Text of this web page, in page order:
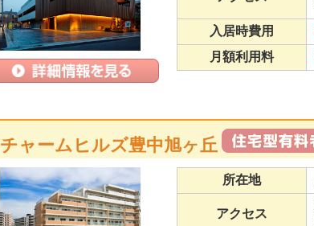
入居時費用
月額利用料
チャームヒルズ豊中旭ヶ丘
所在地
アクセス